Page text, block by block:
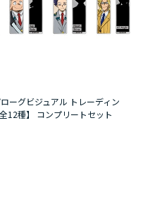
ーグビジュアル トレーディン
12種】 コンプリートセット